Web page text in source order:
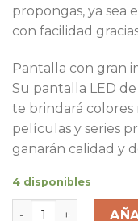
propongas, ya sea
con facilidad
Pantalla con gran
Su pantalla LED de
te brindará colores
películas y series
ganarán calidad y
4 disponibles
Notebook Lenovo